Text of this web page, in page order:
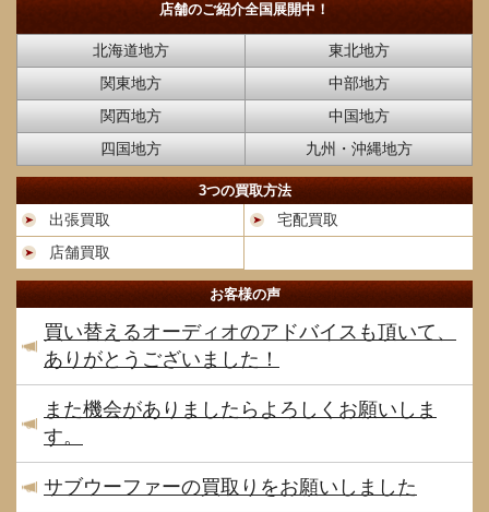
店舗のご紹介全国展開中！
北海道地方
東北地方
関東地方
中部地方
関西地方
中国地方
四国地方
九州・沖縄地方
3つの買取方法
出張買取
宅配買取
店舗買取
お客様の声
買い替えるオーディオのアドバイスも頂いて、
ありがとうございました！
また機会がありましたらよろしくお願いしま
す。
サブウーファーの買取りをお願いしました